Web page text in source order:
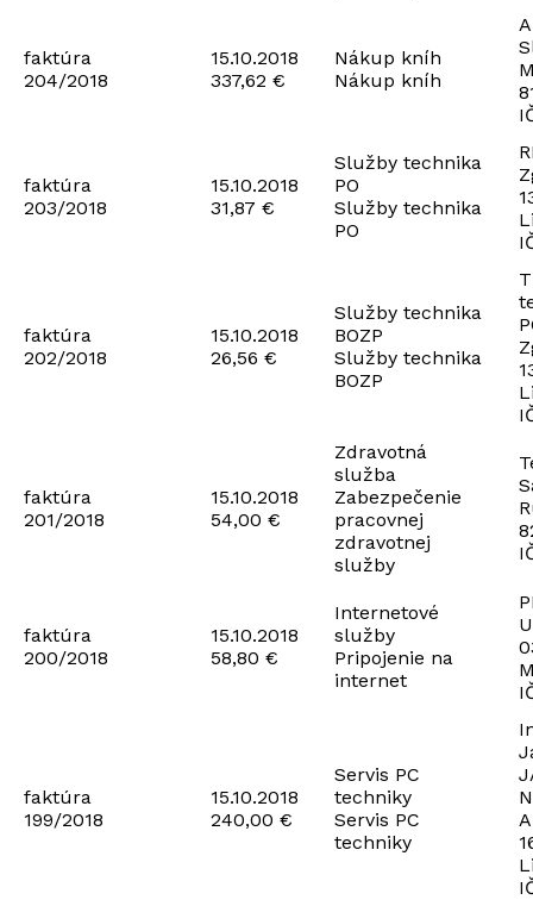
faktúra
204/2018
15.10.2018
337,62 €
Nákup kníh
Nákup kníh
faktúra
203/2018
15.10.2018
31,87 €
Služby technika
PO
Služby technika
PO
faktúra
202/2018
15.10.2018
26,56 €
Služby technika
BOZP
Služby technika
BOZP
faktúra
201/2018
15.10.2018
54,00 €
Zdravotná
služba
Zabezpečenie
pracovnej
zdravotnej
služby
faktúra
200/2018
15.10.2018
58,80 €
Internetové
služby
Pripojenie na
internet
faktúra
199/2018
15.10.2018
240,00 €
Servis PC
techniky
Servis PC
techniky